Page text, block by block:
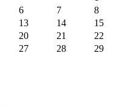
6 7
8
13 14
15
20 21
22
27 28
29